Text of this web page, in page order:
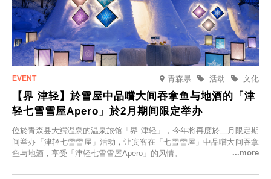
青森県 文化
活动
【界 津轻】於雪屋中品嚐大间吞拿鱼与地酒的「津
轻七雪雪屋Apero」於2月期间限定举办
位於青森县大鰐温泉的温泉旅馆「界 津轻」，今年将再度於二月限定期
间举办「津轻七雪雪屋」活动，让宾客在「七雪雪屋」中品嚐大间吞拿
鱼与地酒，享受「津轻七雪雪屋Apero」的风情。